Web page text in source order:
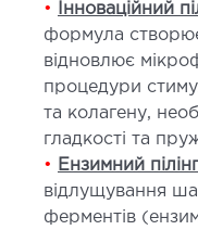
послуги
•
Інноваційний
формула
відновлює
процедури
та колагену,
гладкості та
•
Ензимний
відлущування
ферментів